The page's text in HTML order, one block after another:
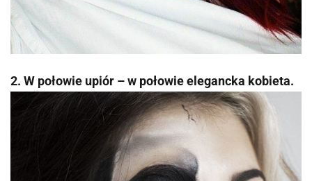
2. W połowie upiór – w połowie elegancka kobieta.